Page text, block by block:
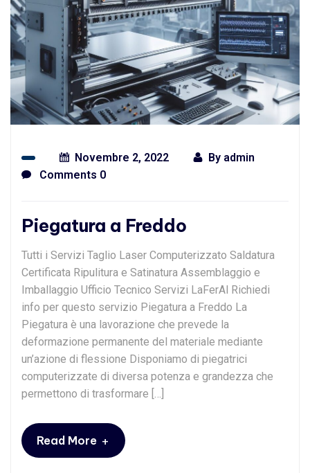
Novembre 2, 2022 By admin
Comments 0
Piegatura a Freddo
Tutti i Servizi Taglio Laser Computerizzato Saldatura
Certificata Ripulitura e Satinatura Assemblaggio e
Imballaggio Ufficio Tecnico Servizi LaFerAl Richiedi
info per questo servizio Piegatura a Freddo La
Piegatura è una lavorazione che prevede la
deformazione permanente del materiale mediante
un’azione di flessione Disponiamo di piegatrici
computerizzate di diversa potenza e grandezza che
permettono di trasformare […]
Read More +